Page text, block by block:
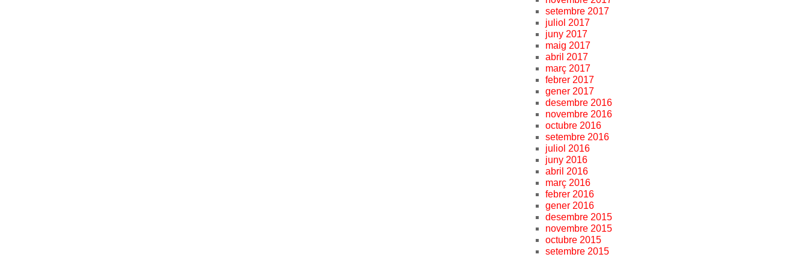
setembre 2017
juliol 2017
juny 2017
maig 2017
abril 2017
març 2017
febrer 2017
gener 2017
desembre 2016
novembre 2016
octubre 2016
setembre 2016
juliol 2016
juny 2016
abril 2016
març 2016
febrer 2016
gener 2016
desembre 2015
novembre 2015
octubre 2015
setembre 2015